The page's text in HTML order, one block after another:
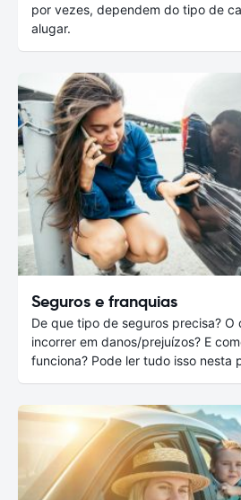
por vezes, dependem do tipo de
alugar.
Seguros e franquias
De que tipo de seguros precisa? O
incorrer em danos/prejuízos? E
funciona? Pode ler tudo isso nesta